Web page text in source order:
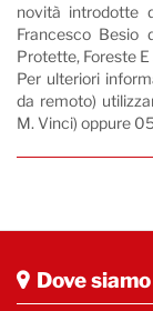
novità introdotte
Francesco Besio
Protette, Foreste
Per ulteriori
da remoto)
M. Vinci) oppure
Dove siamo